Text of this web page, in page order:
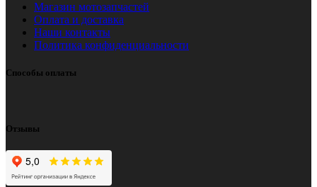
Магазин мотозапчастей
Оплата и доставка
Наши контакты
Политика конфиденциальности
Способы оплаты
Отзывы